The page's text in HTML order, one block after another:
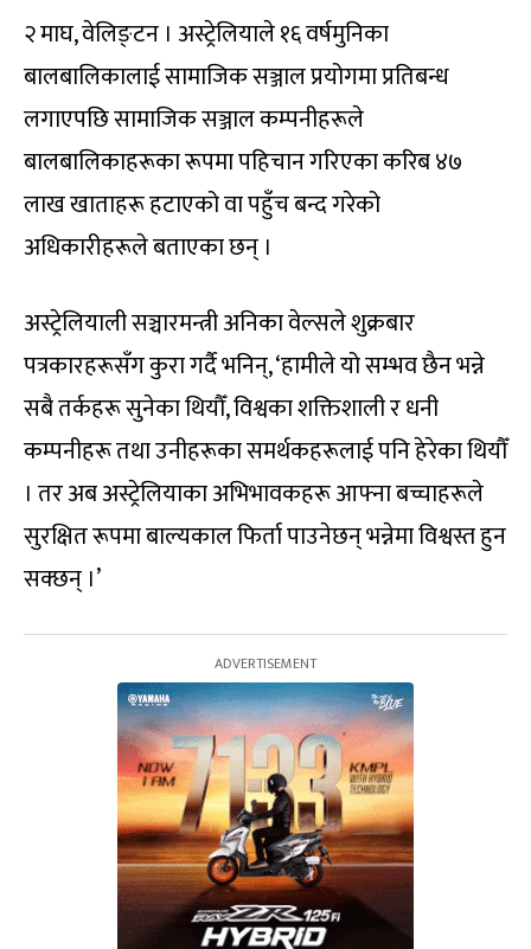
२ माघ, वेलिङ्टन । अस्ट्रेलियाले १६ वर्षमुनिका
बालबालिकालाई सामाजिक सञ्जाल प्रयोगमा प्रतिबन्ध
लगाएपछि सामाजिक सञ्जाल कम्पनीहरूले
बालबालिकाहरूका रूपमा पहिचान गरिएका करिब ४७
लाख खाताहरू हटाएको वा पहुँच बन्द गरेको
अधिकारीहरूले बताएका छन् ।
अस्ट्रेलियाली सञ्चारमन्त्री अनिका वेल्सले शुक्रबार
पत्रकारहरूसँग कुरा गर्दै भनिन्, ‘हामीले यो सम्भव छैन भन्ने
सबै तर्कहरू सुनेका थियौँ, विश्वका शक्तिशाली र धनी
कम्पनीहरू तथा उनीहरूका समर्थकहरूलाई पनि हेरेका थियौँ
। तर अब अस्ट्रेलियाका अभिभावकहरू आफ्ना बच्चाहरूले
सुरक्षित रूपमा बाल्यकाल फिर्ता पाउनेछन् भन्नेमा विश्वस्त हुन
सक्छन् ।’